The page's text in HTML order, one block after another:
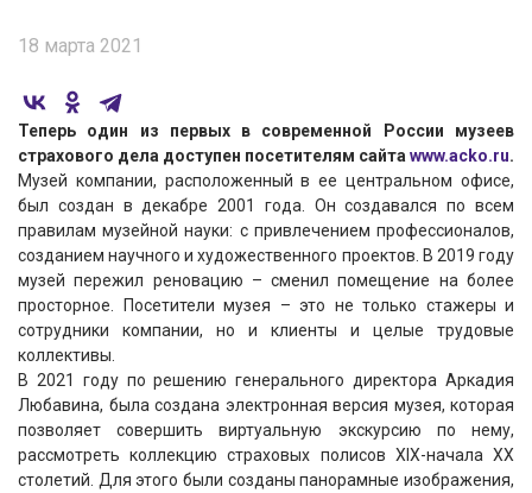
18 марта 2021
Теперь один из первых в современной России музеев
страхового дела доступен посетителям сайта www.acko.ru.
Музей компании, расположенный в ее центральном офисе,
был создан в декабре 2001 года. Он создавался по всем
правилам музейной науки: с привлечением профессионалов,
созданием научного и художественного проектов. В 2019 году
музей пережил реновацию – сменил помещение на более
просторное. Посетители музея – это не только стажеры и
сотрудники компании, но и клиенты и целые трудовые
коллективы.
В 2021 году по решению генерального директора Аркадия
Любавина, была создана электронная версия музея, которая
позволяет совершить виртуальную экскурсию по нему,
рассмотреть коллекцию страховых полисов XIX-начала XX
столетий. Для этого были созданы панорамные изображения,